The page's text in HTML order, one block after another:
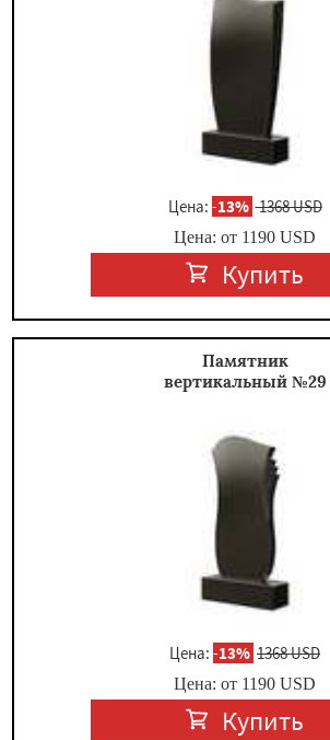
Цена: -13% 1368 USD
Цена: от 1190 USD
Купить
Памятник
вертикальный №29
Цена: -13% 1368 USD
Цена: от 1190 USD
Купить